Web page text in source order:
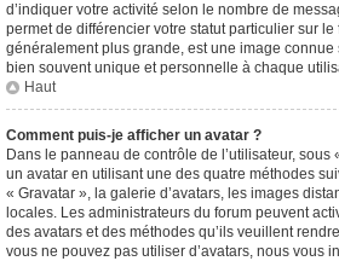
d’indiquer votre activité selon le nombre de
permet de différencier votre statut particulier sur le
généralement plus grande, est une image connue
bien souvent unique et personnelle à chaque
Haut
Comment puis-je afficher un avatar ?
Dans le panneau de contrôle de l’utilisateur,
un avatar en utilisant une des quatre méthodes
« Gravatar », la galerie d’avatars, les images
locales. Les administrateurs du forum peuvent
des avatars et des méthodes qu’ils veuillent
vous ne pouvez pas utiliser d’avatars, nous vous